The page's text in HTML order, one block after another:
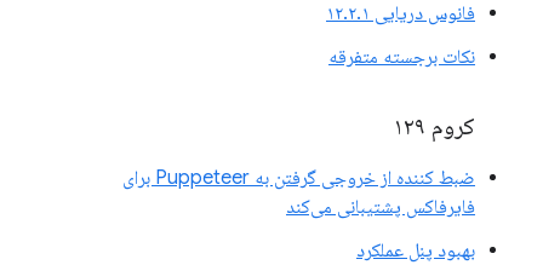
فانوس دریایی ۱۲.۲.۱
نکات برجسته متفرقه
کروم ۱۲۹
ضبط کننده از خروجی گرفتن به Puppeteer برای
فایرفاکس پشتیبانی می‌کند
بهبود پنل عملکرد